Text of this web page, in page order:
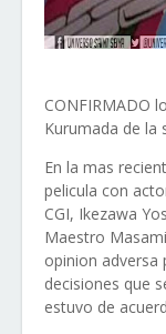
CONFIRMADO
Kurumada de la
En la mas
pelicula con
CGI, Ikezawa
Maestro
opinion adversa
decisiones que
estuvo de